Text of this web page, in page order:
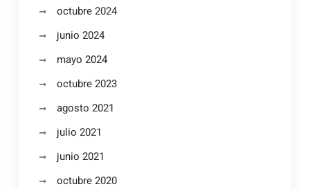
octubre 2024
junio 2024
mayo 2024
octubre 2023
agosto 2021
julio 2021
junio 2021
octubre 2020